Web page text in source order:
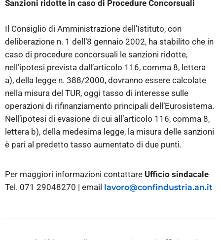
Sanzioni ridotte in caso di Procedure Concorsuali
Il Consiglio di Amministrazione dell’Istituto, con
deliberazione n. 1 dell’8 gennaio 2002, ha stabilito che in
caso di procedure concorsuali le sanzioni ridotte,
nell’ipotesi prevista dall’articolo 116, comma 8, lettera
a), della legge n. 388/2000, dovranno essere calcolate
nella misura del TUR, oggi tasso di interesse sulle
operazioni di rifinanziamento principali dell’Eurosistema.
Nell’ipotesi di evasione di cui all’articolo 116, comma 8,
lettera b), della medesima legge, la misura delle sanzioni
è pari al predetto tasso aumentato di due punti.
Per maggiori informazioni contattare Ufficio sindacale
Tel. 071 29048270 | email lavoro@confindustria.an.it